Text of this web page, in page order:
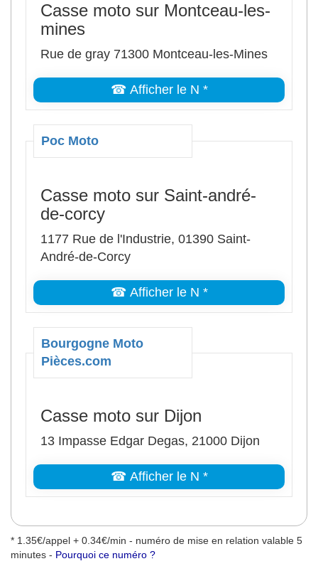
Casse moto sur Montceau-les-
mines
Rue de gray 71300 Montceau-les-Mines
☎ Afficher le N *
Poc Moto
Casse moto sur Saint-andré-
de-corcy
1177 Rue de l'Industrie, 01390 Saint-
André-de-Corcy
☎ Afficher le N *
Bourgogne Moto
Pièces.com
Casse moto sur Dijon
13 Impasse Edgar Degas, 21000 Dijon
☎ Afficher le N *
* 1.35€/appel + 0.34€/min - numéro de mise en relation valable 5
minutes - Pourquoi ce numéro ?